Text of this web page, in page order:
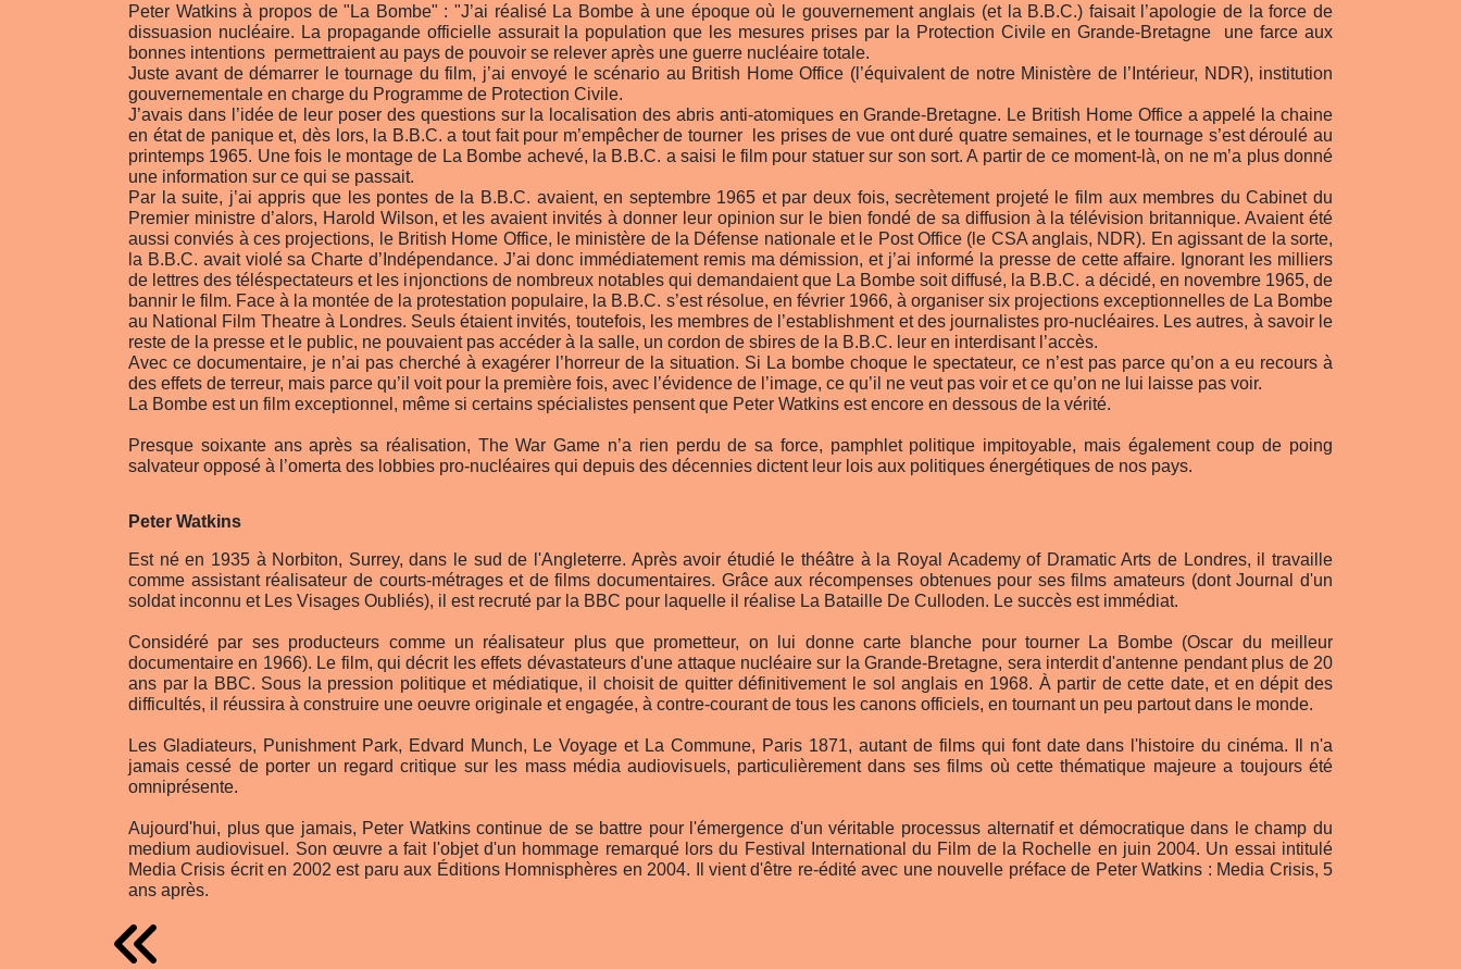
Peter Watkins à propos de "La Bombe" : "J’ai réalisé La Bombe à une époque où le gouvernement anglais (et la B.B.C.) faisait l’apologie de la force de
dissuasion nucléaire. La propagande officielle assurait la population que les mesures prises par la Protection Civile en Grande-Bretagne ­ une farce aux
bonnes intentions ­ permettraient au pays de pouvoir se relever après une guerre nucléaire totale.
Juste avant de démarrer le tournage du film, j’ai envoyé le scénario au British Home Office (l’équivalent de notre Ministère de l’Intérieur, NDR), institution
gouvernementale en charge du Programme de Protection Civile.
J’avais dans l’idée de leur poser des questions sur la localisation des abris anti-atomiques en Grande-Bretagne. Le British Home Office a appelé la chaine
en état de panique et, dès lors, la B.B.C. a tout fait pour m’empêcher de tourner ­ les prises de vue ont duré quatre semaines, et le tournage s’est déroulé au
printemps 1965. Une fois le montage de La Bombe achevé, la B.B.C. a saisi le film pour statuer sur son sort. A partir de ce moment-là, on ne m’a plus donné
une information sur ce qui se passait.
Par la suite, j’ai appris que les pontes de la B.B.C. avaient, en septembre 1965 et par deux fois, secrètement projeté le film aux membres du Cabinet du
Premier ministre d’alors, Harold Wilson, et les avaient invités à donner leur opinion sur le bien fondé de sa diffusion à la télévision britannique. Avaient été
aussi conviés à ces projections, le British Home Office, le ministère de la Défense nationale et le Post Office (le CSA anglais, NDR). En agissant de la sorte,
la B.B.C. avait violé sa Charte d’Indépendance. J’ai donc immédiatement remis ma démission, et j’ai informé la presse de cette affaire. Ignorant les milliers
de lettres des téléspectateurs et les injonctions de nombreux notables qui demandaient que La Bombe soit diffusé, la B.B.C. a décidé, en novembre 1965, de
bannir le film. Face à la montée de la protestation populaire, la B.B.C. s’est résolue, en février 1966, à organiser six projections exceptionnelles de La Bombe
au National Film Theatre à Londres. Seuls étaient invités, toutefois, les membres de l’establishment et des journalistes pro-nucléaires. Les autres, à savoir le
reste de la presse et le public, ne pouvaient pas accéder à la salle, un cordon de sbires de la B.B.C. leur en interdisant l’accès.
Avec ce documentaire, je n’ai pas cherché à exagérer l’horreur de la situation. Si La bombe choque le spectateur, ce n’est pas parce qu’on a eu recours à
des effets de terreur, mais parce qu’il voit pour la première fois, avec l’évidence de l’image, ce qu’il ne veut pas voir et ce qu’on ne lui laisse pas voir.
La Bombe est un film exceptionnel, même si certains spécialistes pensent que Peter Watkins est encore en dessous de la vérité.
Presque soixante ans après sa réalisation, The War Game n’a rien perdu de sa force, pamphlet politique impitoyable, mais également coup de poing
salvateur opposé à l’omerta des lobbies pro-nucléaires qui depuis des décennies dictent leur lois aux politiques énergétiques de nos pays.
Peter Watkins
Est né en 1935 à Norbiton, Surrey, dans le sud de l'Angleterre. Après avoir étudié le théâtre à la Royal Academy of Dramatic Arts de Londres, il travaille
comme assistant réalisateur de courts-métrages et de films documentaires. Grâce aux récompenses obtenues pour ses films amateurs (dont Journal d'un
soldat inconnu et Les Visages Oubliés), il est recruté par la BBC pour laquelle il réalise La Bataille De Culloden. Le succès est immédiat.
Considéré par ses producteurs comme un réalisateur plus que prometteur, on lui donne carte blanche pour tourner La Bombe (Oscar du meilleur
documentaire en 1966). Le film, qui décrit les effets dévastateurs d'une attaque nucléaire sur la Grande-Bretagne, sera interdit d'antenne pendant plus de 20
ans par la BBC. Sous la pression politique et médiatique, il choisit de quitter définitivement le sol anglais en 1968. À partir de cette date, et en dépit des
difficultés, il réussira à construire une oeuvre originale et engagée, à contre-courant de tous les canons officiels, en tournant un peu partout dans le monde.
Les Gladiateurs, Punishment Park, Edvard Munch, Le Voyage et La Commune, Paris 1871, autant de films qui font date dans l'histoire du cinéma. Il n'a
jamais cessé de porter un regard critique sur les mass média audiovisuels, particulièrement dans ses films où cette thématique majeure a toujours été
omniprésente.
Aujourd'hui, plus que jamais, Peter Watkins continue de se battre pour l'émergence d'un véritable processus alternatif et démocratique dans le champ du
medium audiovisuel. Son œuvre a fait l'objet d'un hommage remarqué lors du Festival International du Film de la Rochelle en juin 2004. Un essai intitulé
Media Crisis écrit en 2002 est paru aux Éditions Homnisphères en 2004. Il vient d'être re-édité avec une nouvelle préface de Peter Watkins : Media Crisis, 5
ans après.